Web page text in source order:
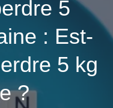
5
: Est-
5 kg
?